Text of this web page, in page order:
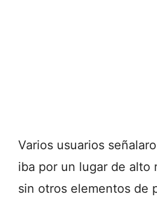
Varios usuarios
iba por un lugar de alto
sin otros elementos de